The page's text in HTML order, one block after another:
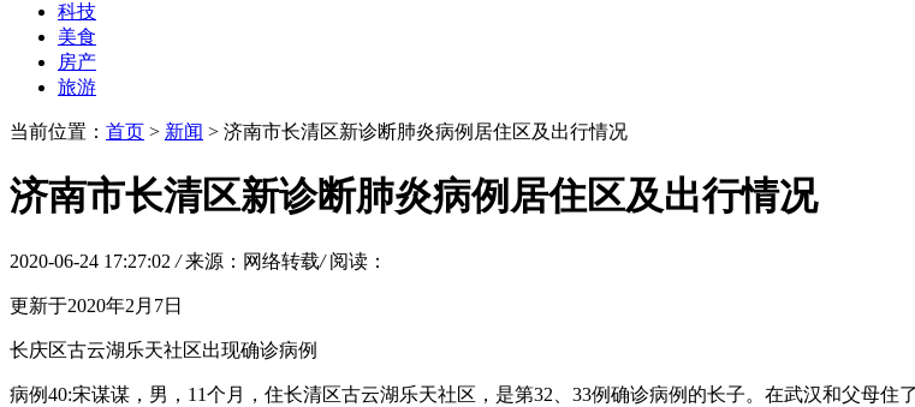
科技
美食
房产
旅游
当前位置： 首页 > 新闻 > 济南市长清区新诊断肺炎病例居住区及出行情况
济南市长清区新诊断肺炎病例居住区及出行情况
2020-06-24 17:27:02 / 来源：网络转载/ 阅读：
更新于2020年2月7日
长庆区古云湖乐天社区出现确诊病例
病例40:宋谋谋，男，11个月，住长清区古云湖乐天社区，是第32、33例确诊病例的长子。在武汉和父母